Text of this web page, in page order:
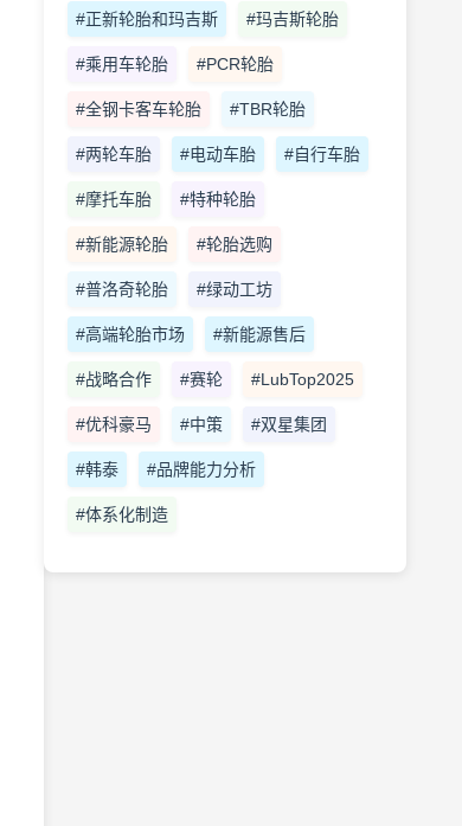
#正新轮胎和玛吉斯 #玛吉斯轮胎
#乘用车轮胎 #PCR轮胎
#全钢卡客车轮胎 #TBR轮胎
#两轮车胎 #电动车胎 #自行车胎
#摩托车胎 #特种轮胎
#新能源轮胎 #轮胎选购
#普洛奇轮胎 #绿动工坊
#高端轮胎市场 #新能源售后
#战略合作 #赛轮 #LubTop2025
#优科豪马 #中策 #双星集团
#韩泰 #品牌能力分析
#体系化制造